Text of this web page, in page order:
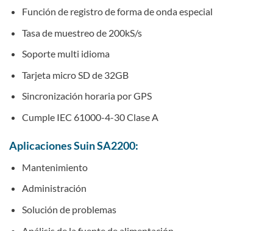
Función de registro de forma de onda especial
Tasa de muestreo de 200kS/s
Soporte multi idioma
Tarjeta micro SD de 32GB
Sincronización horaria por GPS
Cumple IEC 61000-4-30 Clase A
Aplicaciones Suin SA2200:
Mantenimiento
Administración
Solución de problemas